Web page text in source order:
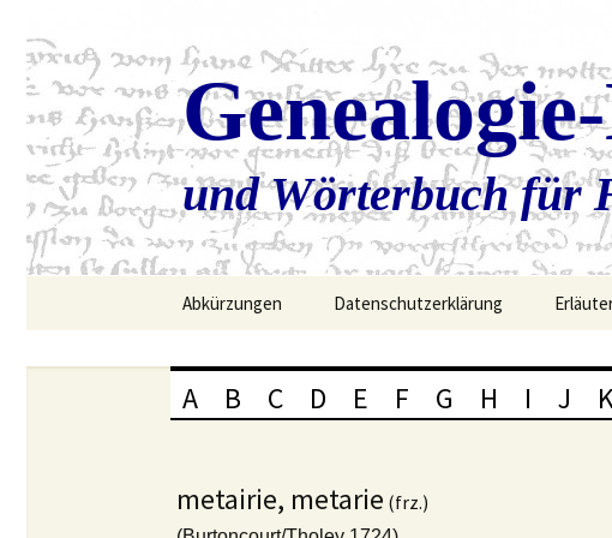
und Wörterbuch für
Abkürzungen Datenschutzerklärung
A B C D E F G H I J
metairie, metarie (frz.)